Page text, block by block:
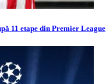
11 etape din Premier League